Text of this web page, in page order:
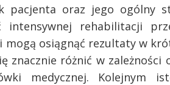
pacjenta oraz jego ogólny
intensywnej rehabilitacji
mogą osiągnąć rezultaty w
znacznie różnić w
medycznej. Kolejnym